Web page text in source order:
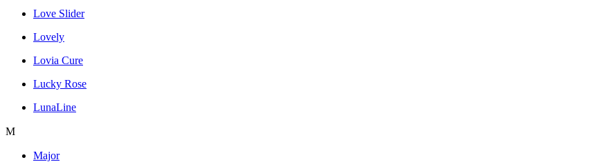
Love Slider
Lovely
Lovia Cure
Lucky Rose
LunaLine
M
Major